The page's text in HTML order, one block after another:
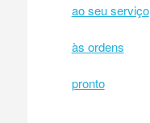
ao seu serviço
às ordens
pronto